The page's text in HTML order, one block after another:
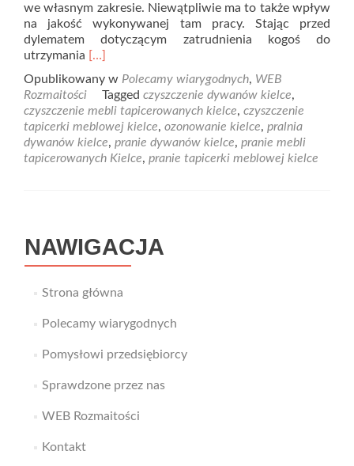
we własnym zakresie. Niewątpliwie ma to także wpływ
na jakość wykonywanej tam pracy. Stając przed
dylematem dotyczącym zatrudnienia kogoś do
utrzymania Read
about
Chcesz
wyprać
swój
ulubiony
dywan?
Ekosprzątanie!
[…]
Opublikowany w Polecamy wiarygodnych, WEB
Rozmaitości
Tagged czyszczenie dywanów kielce,
czyszczenie mebli tapicerowanych kielce, czyszczenie
tapicerki meblowej kielce, ozonowanie kielce, pralnia
dywanów kielce, pranie dywanów kielce, pranie mebli
tapicerowanych Kielce, pranie tapicerki meblowej kielce
NAWIGACJA
Strona główna
Polecamy wiarygodnych
Pomysłowi przedsiębiorcy
Sprawdzone przez nas
WEB Rozmaitości
Kontakt